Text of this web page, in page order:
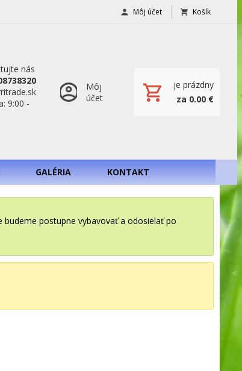
Môj účet Košík
nás
9:00 -
Môj
účet
je prázdny
za 0.00 €
GALÉRIA KONTAKT
budeme postupne vybavovať a odosielať po